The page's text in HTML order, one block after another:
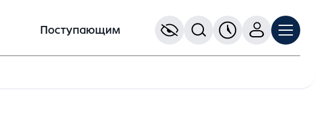
Поступающим